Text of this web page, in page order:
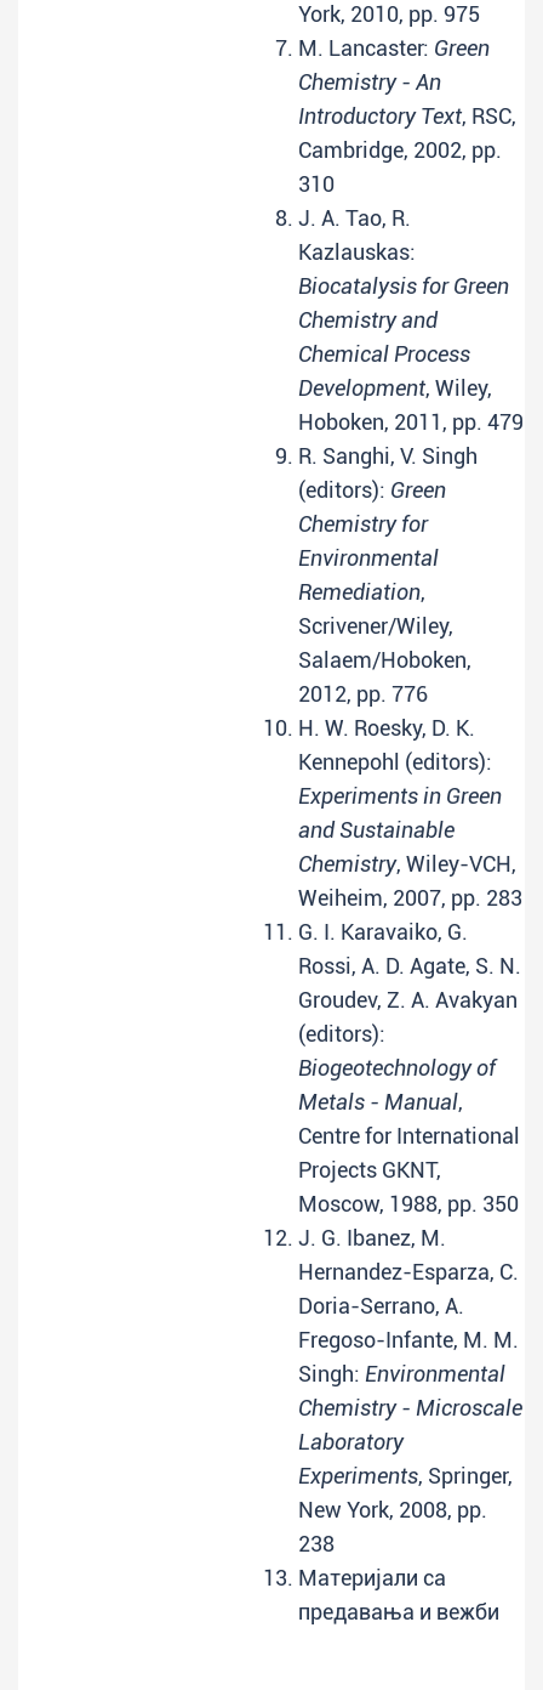
York, 2010, pp. 975
M. Lancaster: Green
Chemistry - An
Introductory Text, RSC,
Cambridge, 2002, pp.
310
J. A. Tao, R.
Kazlauskas:
Biocatalysis for Green
Chemistry and
Chemical Process
Development, Wiley,
Hoboken, 2011, pp. 479
R. Sanghi, V. Singh
(editors): Green
Chemistry for
Environmental
Remediation,
Scrivener/Wiley,
Salaem/Hoboken,
2012, pp. 776
H. W. Roesky, D. K.
Kennepohl (editors):
Experiments in Green
and Sustainable
Chemistry, Wiley-VCH,
Weiheim, 2007, pp. 283
G. I. Karavaiko, G.
Rossi, A. D. Agate, S. N.
Groudev, Z. A. Avakyan
(editors):
Biogeotechnology of
Metals - Manual,
Centre for International
Projects GKNT,
Moscow, 1988, pp. 350
J. G. Ibanez, M.
Hernandez-Esparza, C.
Doria-Serrano, A.
Fregoso-Infante, M. M.
Singh: Environmental
Chemistry - Microscale
Laboratory
Experiments, Springer,
New York, 2008, pp.
238
Материјали са
предавања и вежби